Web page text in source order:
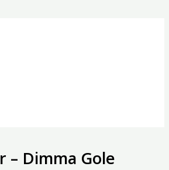
– Dimma Gole